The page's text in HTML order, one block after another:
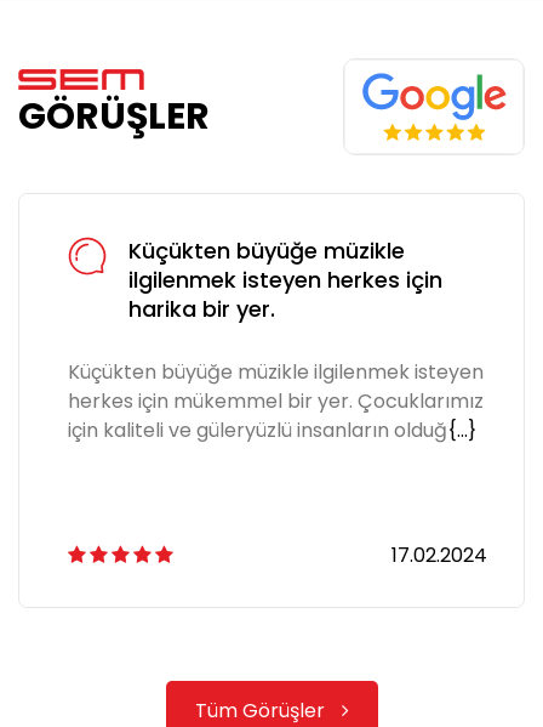
GÖRÜŞLER
Küçükten büyüğe müzikle
ilgilenmek isteyen herkes için
harika bir yer.
Küçükten büyüğe müzikle ilgilenmek isteyen
herkes için mükemmel bir yer. Çocuklarımız
için kaliteli ve güleryüzlü insanların olduğ{...}
17.02.2024
Tüm Görüşler